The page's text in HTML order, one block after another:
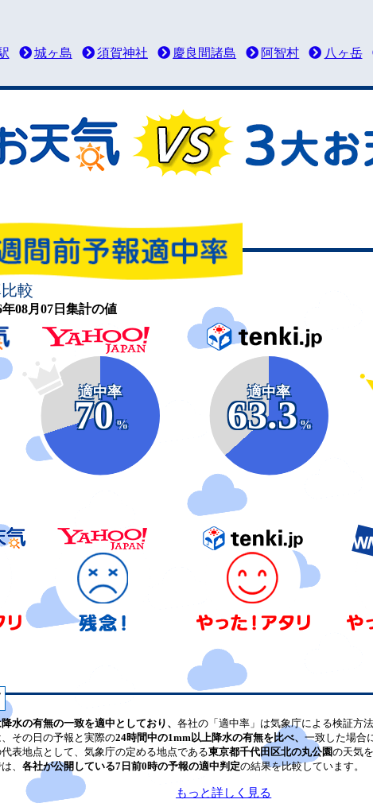
城ヶ島 須賀神社 慶良間諸島 阿智村 八ヶ岳
較
08月07日集計の値
適中率
70
%
適中率
63.3
%
水の有無の一致を適中としており、 各社の「適中率」は気象庁による検証方
その日の予報と実際の24時間中の1mm以上降水の有無を比べ、 一致した場合
表地点として、気象庁の定める地点である東京都千代田区北の丸公園の天気
、 各社が公開している7日前0時の予報の適中判定の結果を比較しています。
もっと詳しく見る